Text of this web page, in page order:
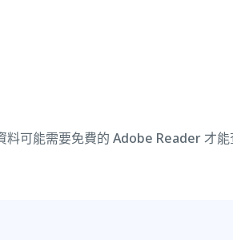
料可能需要免費的 Adobe Reader 才能